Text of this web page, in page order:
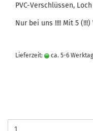
PVC-Verschlüssen,
Nur bei uns !!!! Mit 5 (!!!)
Lieferzeit: ca. 5-6